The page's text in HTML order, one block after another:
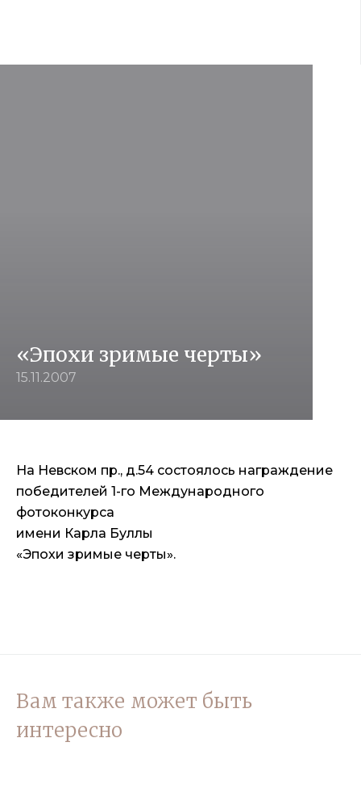
«Эпохи зримые черты»
15.11.2007
На Невском пр., д.54 состоялось награждение
победителей 1-го Международного
фотоконкурса
имени Карла Буллы
«Эпохи зримые черты».
Вам также может быть
интересно